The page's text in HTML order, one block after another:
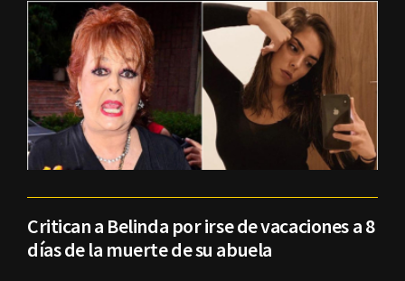
Critican a Belinda por irse de vacaciones a 8
días de la muerte de su abuela